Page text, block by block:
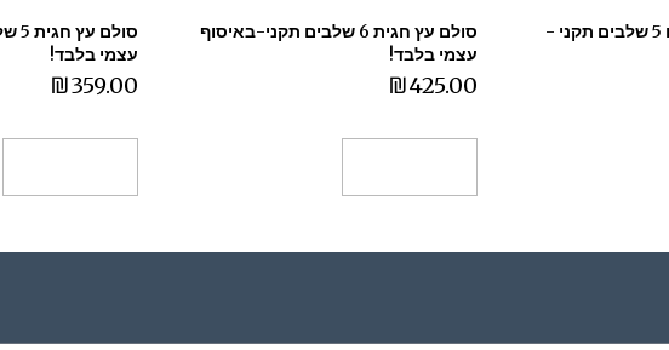
סולם ביתי אלומיניום 5 שלבים תקני -
סולם עץ חגית 6 שלבים תקני-באיסוף
עצמי בלבד!
₪425.00
עצמי בלבד!
₪359.00